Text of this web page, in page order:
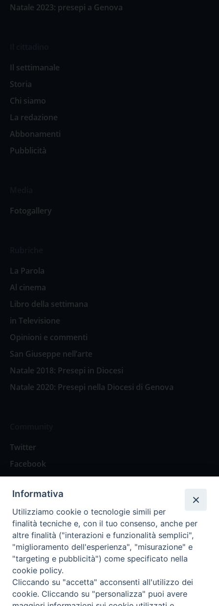
Natale 2023: presepi a Genova
Il settimanale
Storia
Chi siamo
La redazione
Abbonamenti
Pubblicità
Fotogallery
La Parola
Al cinema
Libro della settimana
in Televisione
Opinioni e commenti
San Giuseppe nell’arte
Natale 2018: Presepi in Diocesi
Natale 2020: Presepi nella Diocesi di Genova
Twitter
Facebook
Contattaci
Spazio Lettori
Eventi
Eventi diocesani
Informativa
Utilizziamo cookie o tecnologie simili per
finalità tecniche e, con il tuo consenso, anche per
altre finalità ("interazioni e funzionalità semplici",
"miglioramento dell'esperienza", "misurazione" e
"targeting e pubblicità") come specificato nella
cookie policy.
Cliccando su "accetta" acconsenti all'utilizzo dei
cookie. Cliccando su "personalizza" puoi avere